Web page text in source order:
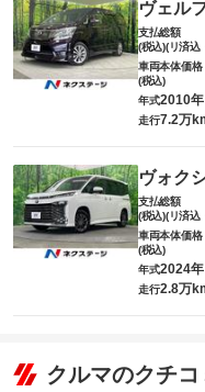
ヴェル
支払総額
(税込)(リ済込
車両本体価格
(税込)
年式2010年
走行7.2万
ヴォク
支払総額
(税込)(リ済込
車両本体価格
(税込)
年式2024年
走行2.8万
クルマのクチコ